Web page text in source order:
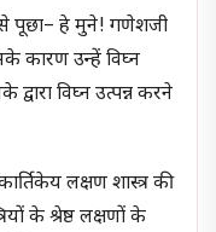
से पूछा– हे मुने! गणेशजी
कारण उन्हें विघ्न
विघ्न उत्पन्न करने
लक्षण शास्त्र की
के श्रेष्ठ लक्षणों के